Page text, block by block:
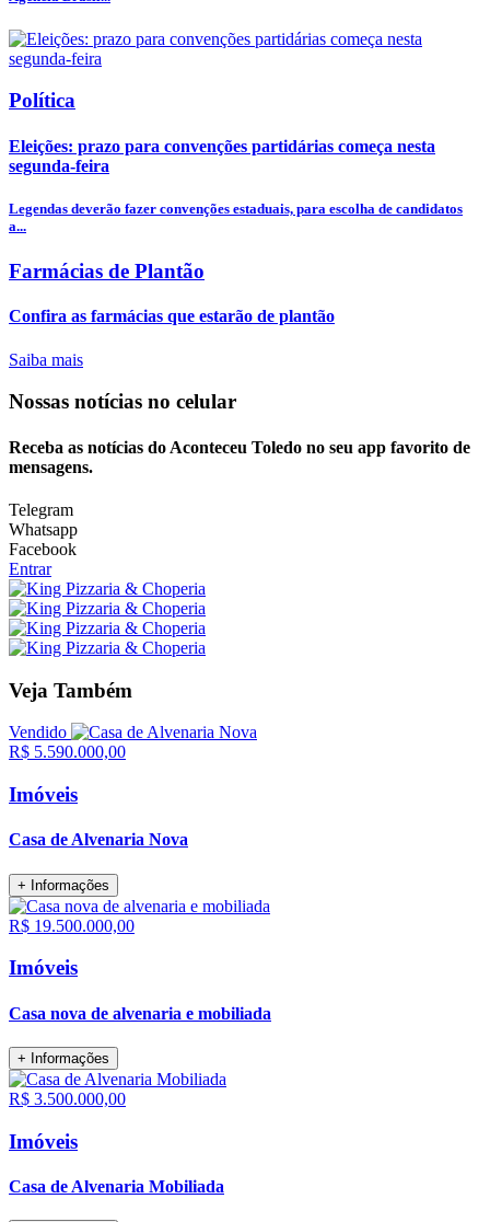
Política
Eleições: prazo para convenções partidárias começa nesta
segunda-feira
Legendas deverão fazer convenções estaduais, para escolha de candidatos
a...
Farmácias de Plantão
Confira as farmácias que estarão de plantão
Saiba mais
Nossas notícias no celular
Receba as notícias do Aconteceu Toledo no seu app favorito de
mensagens.
Telegram
Whatsapp
Facebook
Entrar
Veja Também
Vendido
R$ 5.590.000,00
Imóveis
Casa de Alvenaria Nova
+ Informações
R$ 19.500.000,00
Imóveis
Casa nova de alvenaria e mobiliada
+ Informações
R$ 3.500.000,00
Imóveis
Casa de Alvenaria Mobiliada